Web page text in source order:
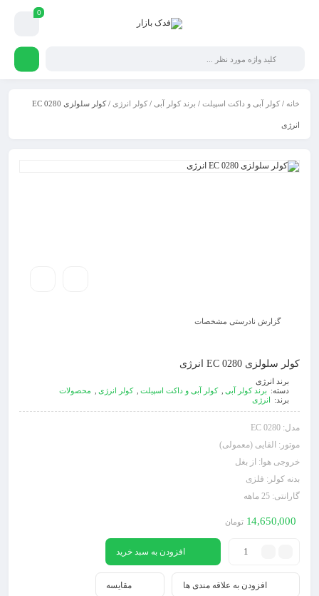
0
خانه / کولر آبی و داکت اسپیلت / برند کولر آبی / کولر انرژی / کولر سلولزی EC 0280
انرژی
گزارش نادرستی مشخصات
کولر سلولزی EC 0280 انرژی
برند انرژی
دسته: برند کولر آبی کولر آبی و داکت اسپیلت کولر انرژی
محصولات
برند: انرژی
مدل:
موتور: القایی (معمولی)
خروجی هوا: از بغل
بدنه کولر: فلزی
گارانتی:
14,650,000 تومان
افزودن به سبد خرید
مقایسه افزودن به علاقه مندی ها